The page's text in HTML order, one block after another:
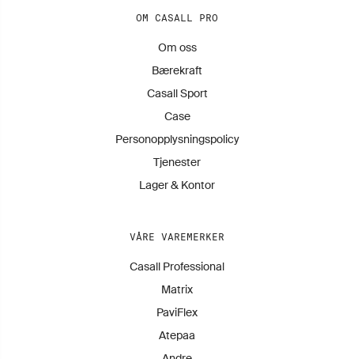
OM CASALL PRO
Om oss
Bærekraft
Casall Sport
Case
Personopplysningspolicy
Tjenester
Lager & Kontor
VÅRE VAREMERKER
Casall Professional
Matrix
PaviFlex
Atepaa